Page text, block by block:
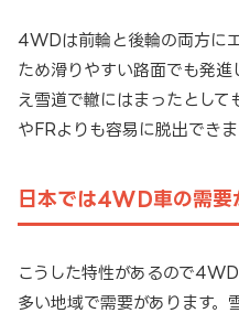
4WDは前輪と後輪の両方に
ため滑りやすい路面でも発進
え雪道で轍にはまったとして
やFRよりも容易に脱出できま
日本では4WD車の需要
こうした特性があるので
多い地域で需要があります。